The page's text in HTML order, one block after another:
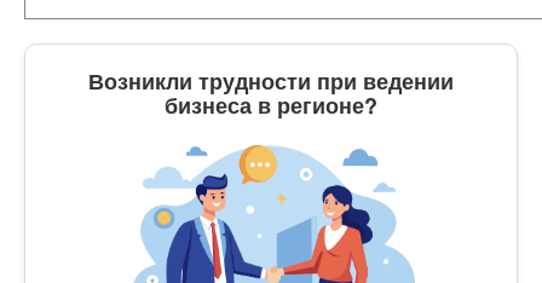
Возникли трудности при ведении
бизнеса в регионе?